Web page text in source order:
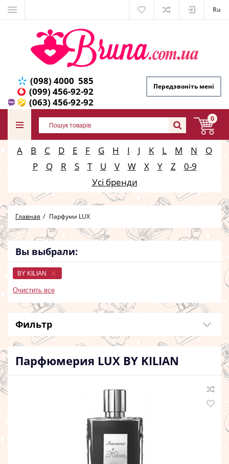
Ru
(098) 4000 585
(099) 456-92-92
(063) 456-92-92
Передзвоніть мені
0
A B C D E F G H I J K L M N
O
P
Q R S T U V W X Y Z
0-9
Усі бренди
Главная Парфуми LUX
Вы выбрали:
BY KILIAN
Очистить все
Фильтр
Парфюмерия LUX BY KILIAN